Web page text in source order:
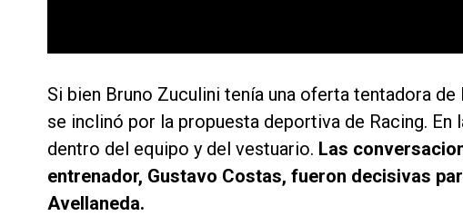
Si bien Bruno Zuculini tenía una oferta tentadora
se inclinó por la propuesta deportiva de Racing.
dentro del equipo y del vestuario. Las
entrenador, Gustavo Costas, fueron decisivas
Avellaneda.